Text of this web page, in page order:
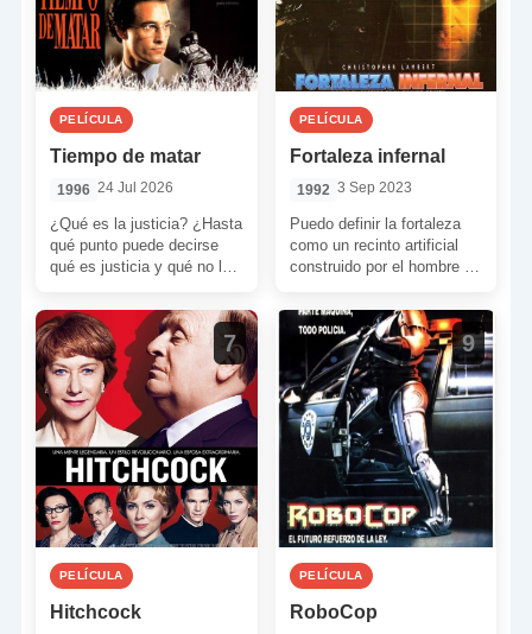
PELÍCULA
Tiempo de matar
1996 24 Jul 2026
¿Qué es la justicia? ¿Hasta
qué punto puede decirse
qué es justicia y qué no lo
[…]
PELÍCULA
Fortaleza infernal
1992 3 Sep 2023
Puedo definir la fortaleza
como un recinto artificial
construido por el hombre o
de manera natural. […]
7
PELÍCULA
Hitchcock
9
PELÍCULA
RoboCop